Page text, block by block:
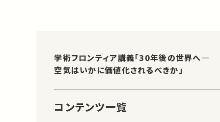
学術フロンティア講義「30年後の世界へ―
空気はいかに価値化されるべきか」
コンテンツ一覧